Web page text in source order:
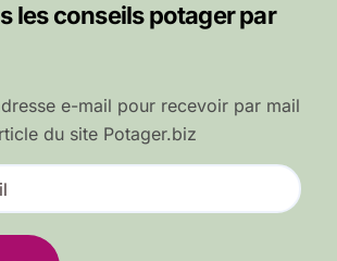
les conseils potager par
e-mail pour recevoir par mail
du site Potager.biz